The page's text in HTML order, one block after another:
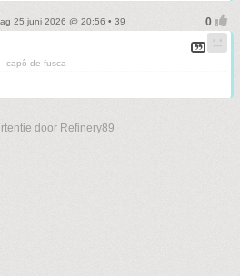
25 juni 2026 @ 20:56 • 39
capô de fusca
door Refinery89